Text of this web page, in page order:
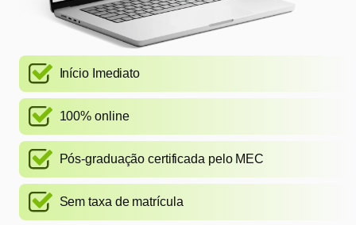
Início Imediato
100% online
Pós-graduação certificada pelo MEC
Sem taxa de matrícula